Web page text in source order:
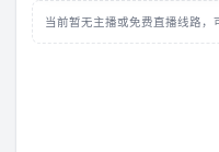
当前暂无主播或免费直播线路，